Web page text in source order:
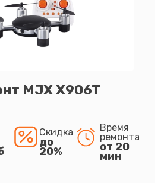
MJX X906T
Скидка
до
20%
Время
ремонта
от 20
мин